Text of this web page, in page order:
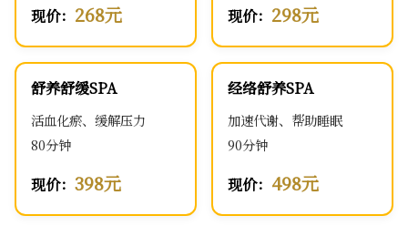
现价： 268元 现价： 298元
舒养舒缓SPA
活血化瘀、缓解压力
80分钟
现价： 398元
经络舒养SPA
加速代谢、帮助睡眠
90分钟
现价： 498元